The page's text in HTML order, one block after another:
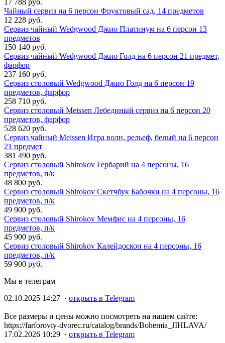
17 788 руб.
Чайный сервиз на 6 персон Фруктовый сад, 14 предметов
12 228 руб.
Сервиз чайный Wedgwood Джио Платинум на 6 персон 13
предметов
150 140 руб.
Сервиз чайный Wedgwood Джио Голд на 6 персон 21 предмет,
фарфор
237 160 руб.
Сервиз столовый Wedgwood Джио Голд на 6 персон 19
предметов, фарфор
258 710 руб.
Сервиз столовый Meissen Лебединый сервиз на 6 персон 20
предметов, фарфор
528 620 руб.
Сервиз чайный Meissen Игра волн, рельеф, белый на 6 персон
21 предмет
381 490 руб.
Сервиз столовый Shirokov Гербарий на 4 персоны, 16
предметов, п/к
48 800 руб.
Сервиз столовый Shirokov Скетчбук Бабочки на 4 персоны, 16
предметов, п/к
49 900 руб.
Сервиз столовый Shirokov Мемфис на 4 персоны, 16
предметов, п/к
45 900 руб.
Сервиз столовый Shirokov Калейдоскоп на 4 персоны, 16
предметов, п/к
59 900 руб.
Мы в телеграм
02.10.2025 14:27 · открыть в Telegram
Все размеры и цены можно посмотреть на нашем сайте:
https://farforoviy-dvorec.ru/catalog/brands/Bohemia_JIHLAVA/
17.02.2026 10:29 · открыть в Telegram